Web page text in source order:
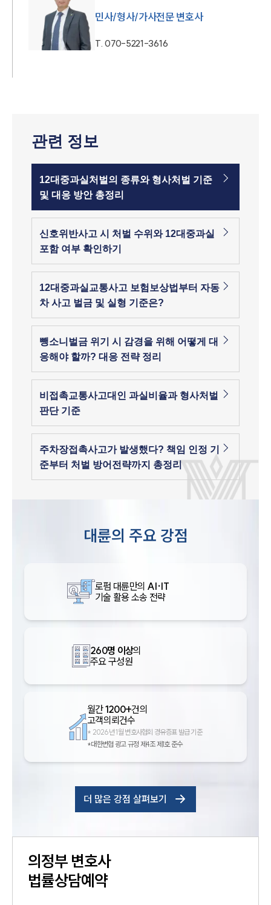
민사/형사/가사전문 변호사
T.070-5221-3616
관련 정보
12대중과실처벌의 종류와 형사처벌 기준
및 대응 방안 총정리
신호위반사고 시 처벌 수위와 12대중과실
포함 여부 확인하기
12대중과실교통사고 보험보상법부터 자동
차 사고 벌금 및 실형 기준은?
뺑소니벌금 위기 시 감경을 위해 어떻게 대
응해야 할까? 대응 전략 정리
비접촉교통사고대인 과실비율과 형사처벌
판단 기준
주차장접촉사고가 발생했다? 책임 인정 기
준부터 처벌 방어전략까지 총정리
대륜의 주요 강점
로펌 대륜만의 AI·IT
기술 활용 소송 전략
260명 이상의
주요 구성원
월간1200+건의
고객의뢰건수
* 2026년 1월 변호사협회 경유증표 발급 기준
*대한변협 광고 규정 제4조 제1호 준수
더 많은 강점 살펴보기
의정부 변호사
법률상담예약